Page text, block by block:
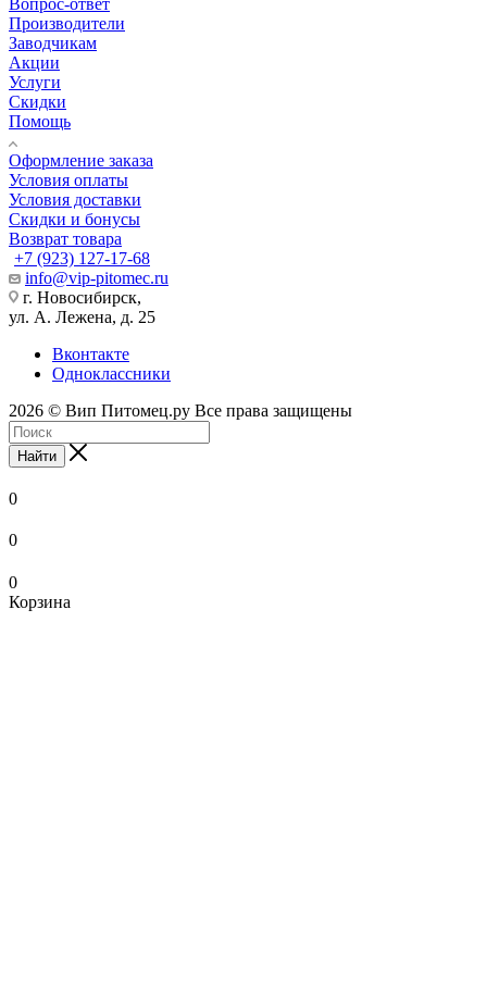
Производители
Заводчикам
Акции
Услуги
Скидки
Помощь
Оформление заказа
Условия оплаты
Условия доставки
Скидки и бонусы
Возврат товара
+7 (923) 127-17-68
info@vip-pitomec.ru
г. Новосибирск,
ул. А. Лежена, д. 25
Вконтакте
Одноклассники
2026 © Вип Питомец.ру Все права защищены
Найти
0
0
0
Корзина